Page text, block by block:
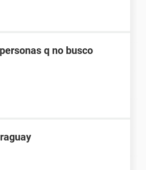
q no busco